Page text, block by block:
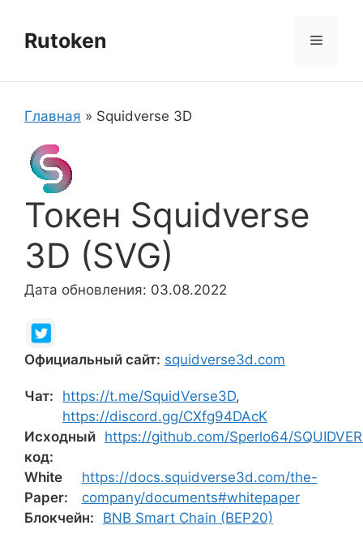
содержимому
Rutoken Меню
Главная » Squidverse 3D
Токен Squidverse
3D (SVG)
Дата обновления: 03.08.2022
Официальный сайт: squidverse3d.com
Чат: https://t.me/SquidVerse3D,
https://discord.gg/CXfg94DAcK
Исходный
код:
https://github.com/Sperlo64/
White
Paper:
https://docs.squidverse3d.com/the-
company/documents#whitepaper
Блокчейн:
BNB Smart Chain (BEP20)